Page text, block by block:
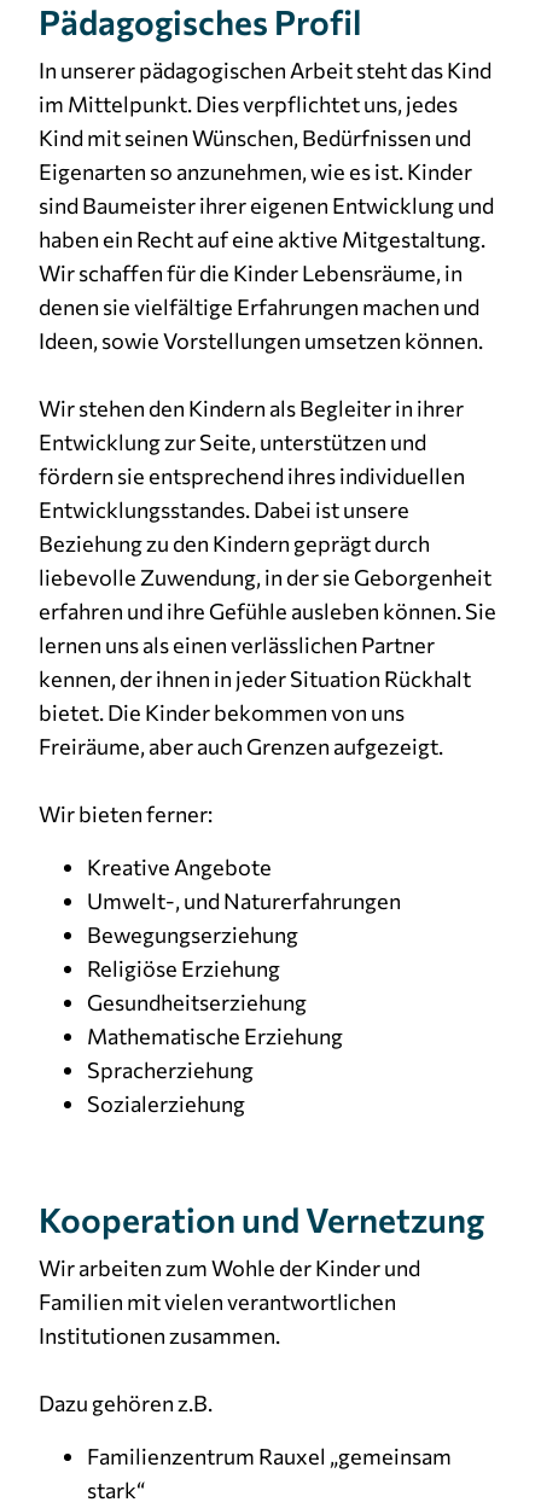
Pädagogisches Profil
In unserer pädagogischen Arbeit steht das Kind
im Mittelpunkt. Dies verpflichtet uns, jedes
Kind mit seinen Wünschen, Bedürfnissen und
Eigenarten so anzunehmen, wie es ist. Kinder
sind Baumeister ihrer eigenen Entwicklung und
haben ein Recht auf eine aktive Mitgestaltung.
Wir schaffen für die Kinder Lebensräume, in
denen sie vielfältige Erfahrungen machen und
Ideen, sowie Vorstellungen umsetzen können.
Wir stehen den Kindern als Begleiter in ihrer
Entwicklung zur Seite, unterstützen und
fördern sie entsprechend ihres individuellen
Entwicklungsstandes. Dabei ist unsere
Beziehung zu den Kindern geprägt durch
liebevolle Zuwendung, in der sie Geborgenheit
erfahren und ihre Gefühle ausleben können. Sie
lernen uns als einen verlässlichen Partner
kennen, der ihnen in jeder Situation Rückhalt
bietet. Die Kinder bekommen von uns
Freiräume, aber auch Grenzen aufgezeigt.
Wir bieten ferner:
Kreative Angebote
Umwelt-, und Naturerfahrungen
Bewegungserziehung
Religiöse Erziehung
Gesundheitserziehung
Mathematische Erziehung
Spracherziehung
Sozialerziehung
Kooperation und Vernetzung
Wir arbeiten zum Wohle der Kinder und
Familien mit vielen verantwortlichen
Institutionen zusammen.
Dazu gehören z.B.
Familienzentrum Rauxel „gemeinsam
stark“
Zweck:
Dieser Cookie speichert die ausgewählten
Einverständnis-Optionen des Benutzers
Cookie Laufzeit:
MARKETING
Marketing Cookies werden von Drittanbietern
verwendet, um personalisierte Werbung
anzuzeigen. Sie tun dies, indem sie Besucher über
Facebook Pixel
Name:
_fbp
Anbieter:
Facebook
Zweck:
Anzeigen von personalisierter Werbung und
Auswertung der Leistung von Werbekampagnen.
Cookie Laufzeit:
3 Monate